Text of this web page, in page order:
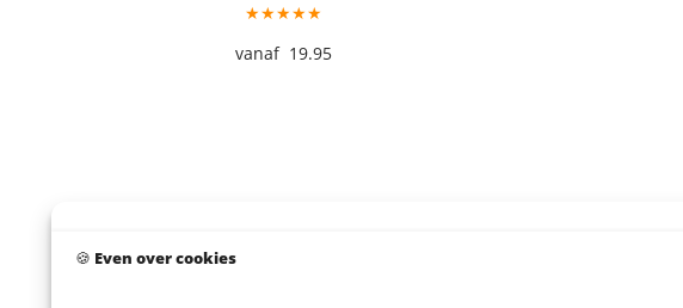
🍪 Even over cookies
★★★★★
19.95